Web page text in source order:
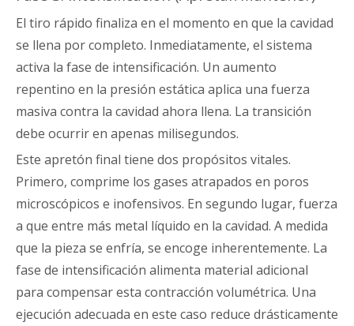
El tiro rápido finaliza en el momento en que la cavidad
se llena por completo. Inmediatamente, el sistema
activa la fase de intensificación. Un aumento
repentino en la presión estática aplica una fuerza
masiva contra la cavidad ahora llena. La transición
debe ocurrir en apenas milisegundos.
Este apretón final tiene dos propósitos vitales.
Primero, comprime los gases atrapados en poros
microscópicos e inofensivos. En segundo lugar, fuerza
a que entre más metal líquido en la cavidad. A medida
que la pieza se enfría, se encoge inherentemente. La
fase de intensificación alimenta material adicional
para compensar esta contracción volumétrica. Una
ejecución adecuada en este caso reduce drásticamente